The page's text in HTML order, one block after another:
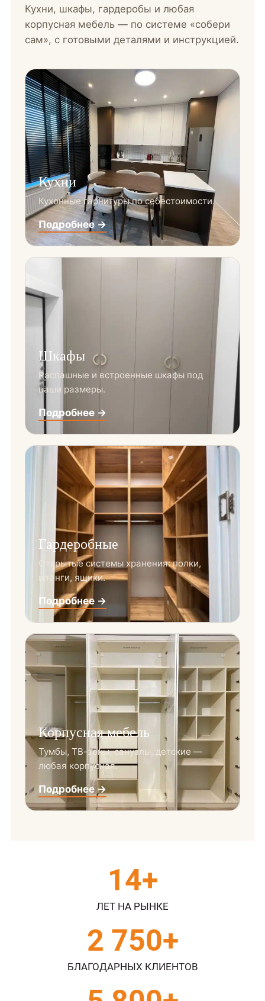
Кухни, шкафы, гардеробы и любая
корпусная мебель — по системе «собери
сам», с готовыми деталями и инструкцией.
Кухни
Кухонные гарнитуры по себестоимости.
Подробнее →
Шкафы
Распашные и встроенные шкафы под
ваши размеры.
Подробнее →
Гардеробные
Открытые системы хранения: полки,
штанги, ящики.
Подробнее →
Корпусная мебель
Тумбы, ТВ-зоны, санузлы, детские —
любая корпусная.
Подробнее →
14+
ЛЕТ НА РЫНКЕ
2 750+
БЛАГОДАРНЫХ КЛИЕНТОВ